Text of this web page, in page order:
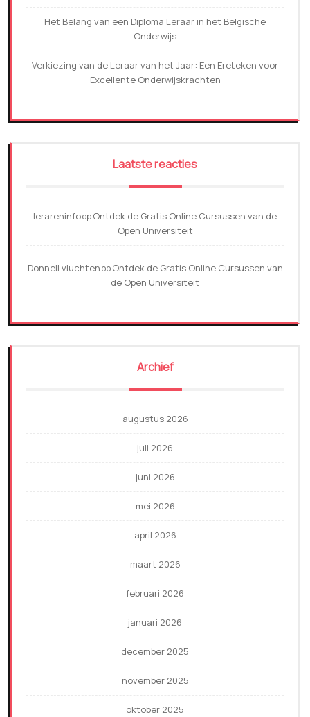
Het Belang van een Diploma Leraar in het Belgische
Onderwijs
Verkiezing van de Leraar van het Jaar: Een Ereteken voor
Excellente Onderwijskrachten
Laatste reacties
lerareninfoopOntdek de Gratis Online Cursussen van de
Open Universiteit
Donnell vluchtenopOntdek de Gratis Online Cursussen van
de Open Universiteit
Archief
augustus 2026
juli 2026
juni 2026
mei 2026
april 2026
maart 2026
februari 2026
januari 2026
december 2025
november 2025
oktober 2025